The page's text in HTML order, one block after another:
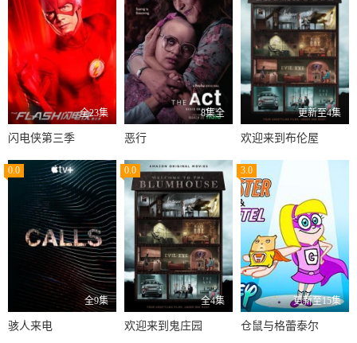
全23集
闪电侠第三季
8集全
恶行
更新至4集
欢迎来到布伦屋
0.0
全9集
骇人来电
0.0
全4集
欢迎来到鬼庄园
3.0
更新至15集
仓鼠与格蕾泰尔